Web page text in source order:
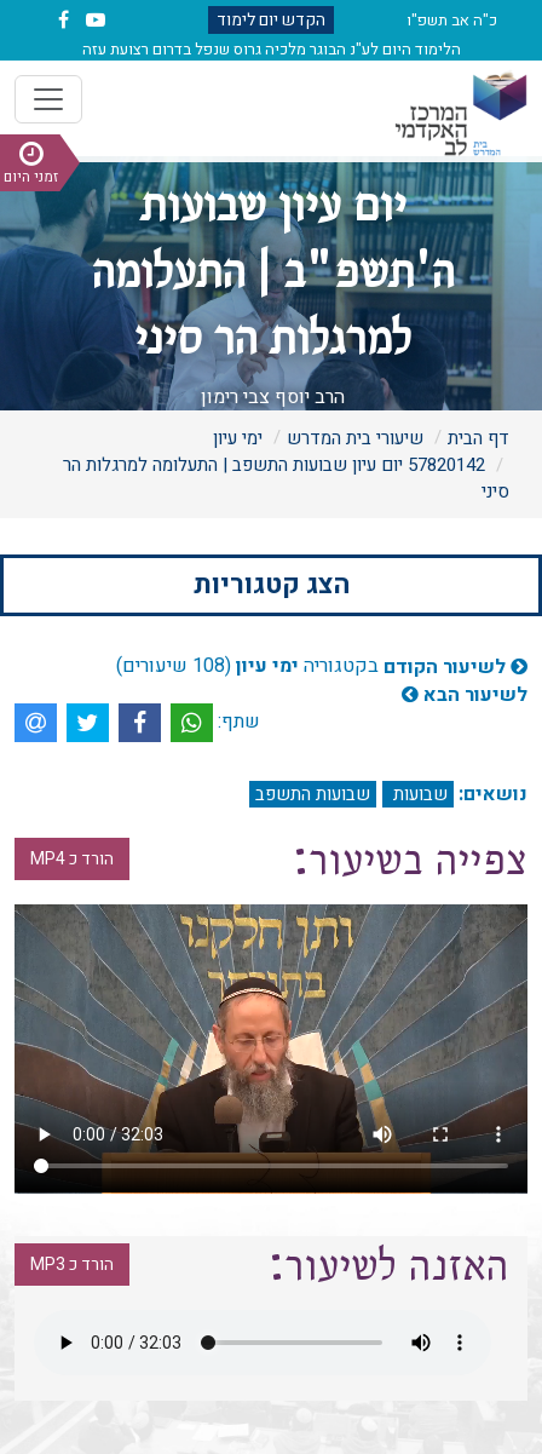
כ"ה אב תשפ"ו
הלימוד היום לע"נ הבוגר מלכיה גרוס שנפל בדרום רצועת עזה
הקדש יום לימוד
זמני היום
יום עיון שבועות
ה'תשפ"ב | התעלומה
למרגלות הר סיני
הרב יוסף צבי רימון
דף הבית שיעורי בית המדרש
ימי עיון
57820142 יום עיון שבועות התשפב | התעלומה למרגלות הר
סיני
הצג קטגוריות
לשיעור הקודם בקטגוריה ימי עיון(108 שיעורים)
לשיעור הבא
שתף:
נושאים: שבועות שבועות התשפב
הורד כ MP4 צפייה בשיעור:
הורד כ MP3 האזנה לשיעור: